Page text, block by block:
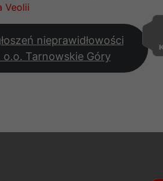
Veolii
nieprawidłowości
o.o. Tarnowskie Góry